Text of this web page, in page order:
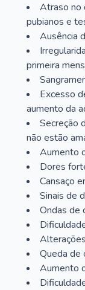
Atraso no
pubianos e
Ausência
primeira
Excesso
aumento da
Secreção
não estão
Aumento
Dores
Cansaço
Sinais de
Ondas de
Queda de
Aumento